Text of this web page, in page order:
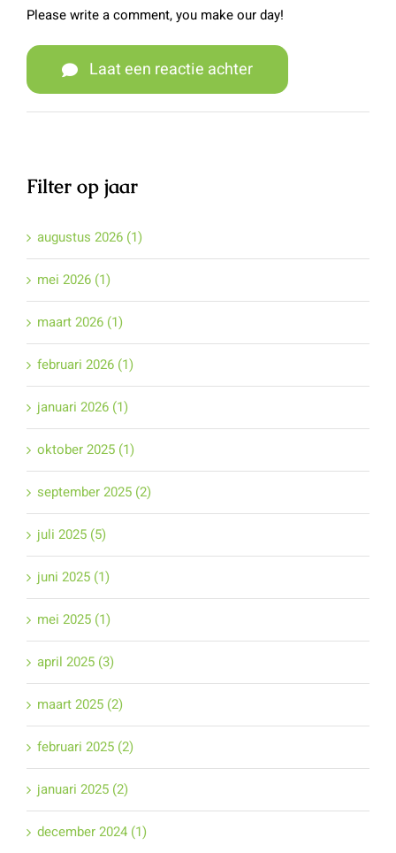
Filter op jaar
augustus 2026 (1)
mei 2026 (1)
maart 2026 (1)
februari 2026 (1)
januari 2026 (1)
oktober 2025 (1)
september 2025 (2)
juli 2025 (5)
juni 2025 (1)
mei 2025 (1)
april 2025 (3)
maart 2025 (2)
februari 2025 (2)
januari 2025 (2)
december 2024 (1)
Please write a comment, you make our day!
Laat een reactie achter